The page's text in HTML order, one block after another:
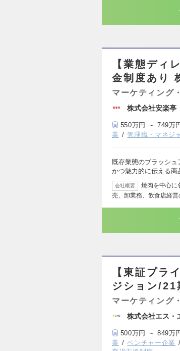
【業態ディ
金制度あり
マーケティング
株式会社安楽亭
550万円 ～ 749万
業
管理職・マネジ
既存業態のブラッシ
かつ魅力的に伝える商
会社概要
焼肉を中心に
売、卸業務、飲食店経
【東証プラ
ジション/21
マーケティング
株式会社エス・
500万円 ～ 849万
業
ベンチャー企業